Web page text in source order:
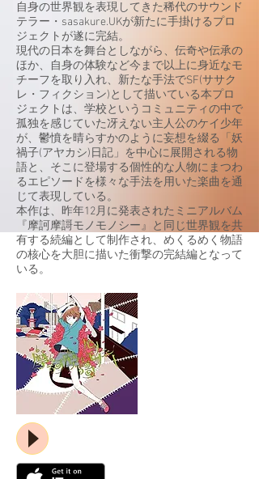
自身の世界観を表現してきた稀代のサウンド
テラー・sasakure.UKが新たに手掛けるプロ
ジェクトが遂に完結。
現代の日本を舞台としながら、伝奇や伝承の
ほか、自身の体験など今まで以上に身近なモ
チーフを取り入れ、新たな手法でSF(ササク
レ・フィクション)として描いている本プロ
ジェクトは、学校というコミュニティの中で
孤独を感じていた冴えない主人公のケイ少年
が、鬱憤を晴らすかのように妄想を綴る「妖
禍子(アヤカシ)日記」を中心に展開される物
語と、そこに登場する個性的な人物にまつわ
るエピソードを様々な手法を用いた楽曲を通
じて表現している。
本作は、昨年12月に発表されたミニアルバム
『摩訶摩謌モノモノシー』と同じ世界観を共
有する続編として制作され、めくるめく物語
の核心を大胆に描いた衝撃の完結編となって
いる。